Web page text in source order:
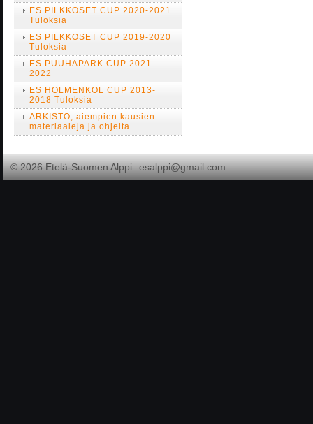
ES PILKKOSET CUP 2020-2021
Tuloksia
ES PILKKOSET CUP 2019-2020
Tuloksia
ES PUUHAPARK CUP 2021-
2022
ES HOLMENKOL CUP 2013-
2018 Tuloksia
ARKISTO, aiempien kausien
materiaaleja ja ohjeita
©2026 Etelä-Suomen Alppi esalppi@gmail.com